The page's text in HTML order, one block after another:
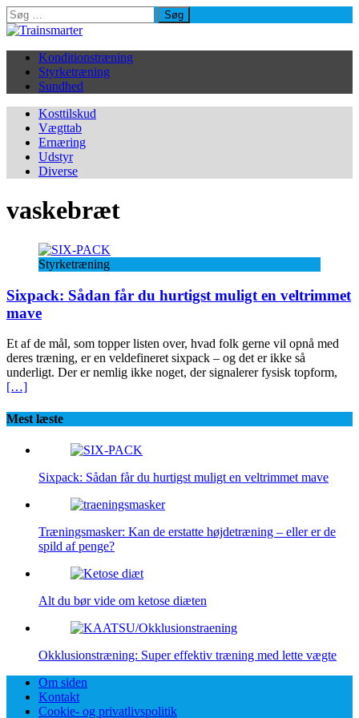
Søg
efter:
Konditionstræning
Styrketræning
Sundhed
Kosttilskud
Vægttab
Ernæring
Udstyr
Diverse
vaskebræt
Styrketræning
Sixpack: Sådan får du hurtigst muligt en veltrimmet
mave
Et af de mål, som topper listen over, hvad folk gerne vil opnå med
deres træning, er en veldefineret sixpack – og det er ikke så
underligt. Der er nemlig ikke noget, der signalerer fysisk topform,
[…]
Mest læste
Sixpack: Sådan får du hurtigst muligt en veltrimmet mave
Træningsmasker: Kan de erstatte højdetræning – eller er de
spild af penge?
Alt du bør vide om ketose diæten
Okklusionstræning: Super effektiv træning med lette vægte
Om siden
Kontakt
Cookie- og privatlivspolitik